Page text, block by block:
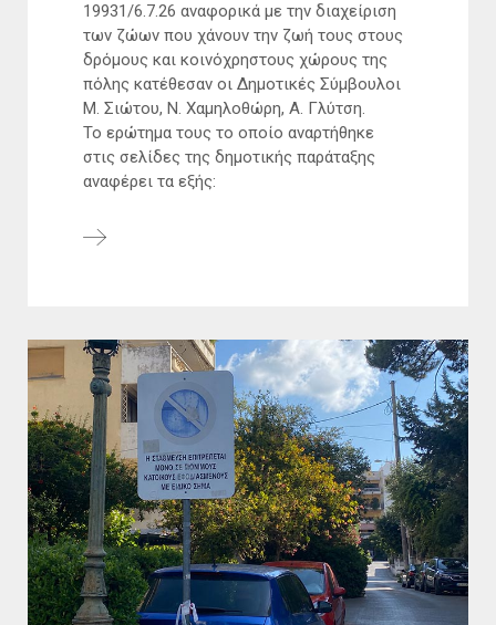
19931/6.7.26 αναφορικά με την διαχείριση
των ζώων που χάνουν την ζωή τους στους
δρόμους και κοινόχρηστους χώρους της
πόλης κατέθεσαν οι Δημοτικές Σύμβουλοι
Μ. Σιώτου, Ν. Χαμηλοθώρη, Α. Γλύτση.
Το ερώτημα τους το οποίο αναρτήθηκε
στις σελίδες της δημοτικής παράταξης
αναφέρει τα εξής: